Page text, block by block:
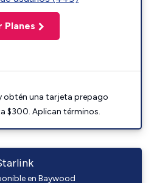
Planes
obtén una tarjeta prepago
$300. Aplican términos.
en Baywood